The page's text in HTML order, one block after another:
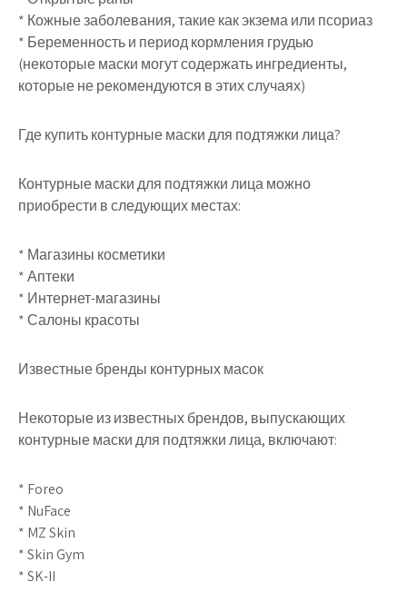
* Кожные заболевания, такие как экзема или псориаз
* Беременность и период кормления грудью
(некоторые маски могут содержать ингредиенты,
которые не рекомендуются в этих случаях)
Где купить контурные маски для подтяжки лица?
Контурные маски для подтяжки лица можно
приобрести в следующих местах:
* Магазины косметики
* Аптеки
* Интернет-магазины
* Салоны красоты
Известные бренды контурных масок
Некоторые из известных брендов, выпускающих
контурные маски для подтяжки лица, включают:
* Foreo
* NuFace
* MZ Skin
* Skin Gym
* SK-II